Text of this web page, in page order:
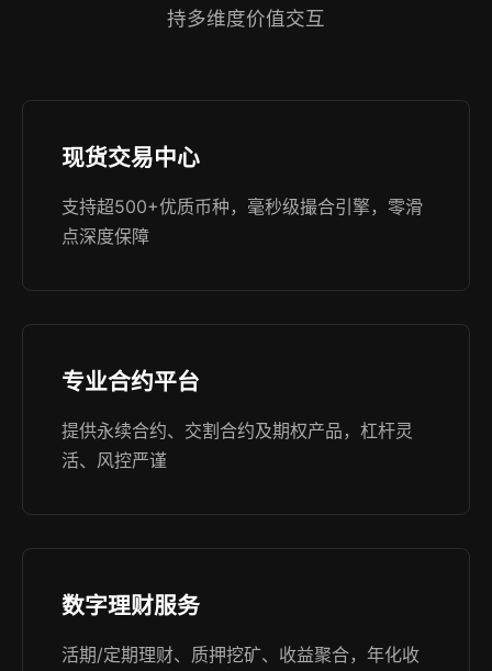
持多维度价值交互
现货交易中心
支持超500+优质币种，毫秒级撮合引擎，零滑
点深度保障
专业合约平台
提供永续合约、交割合约及期权产品，杠杆灵
活、风控严谨
数字理财服务
活期/定期理财、质押挖矿、收益聚合，年化收